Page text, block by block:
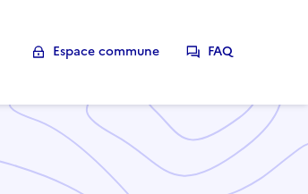
Espace commune FAQ